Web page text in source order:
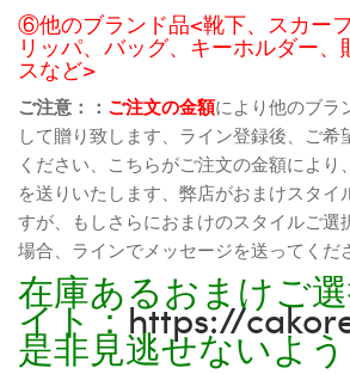
⑥他のブランド品<靴下、スカー
リッパ、バッグ、キーホルダー
スなど>
ご注意：： ご注文の金額により他のブラ
して贈り致します、ライン登録後、ご希
ください、こちらがご注文の金額により
を送りいたします、弊店がおまけスタイ
すが、もしさらにおまけのスタイルご選
場合、ラインでメッセージを送ってくだ
在庫あるおまけご
イト：https://
是非見逃せないよ